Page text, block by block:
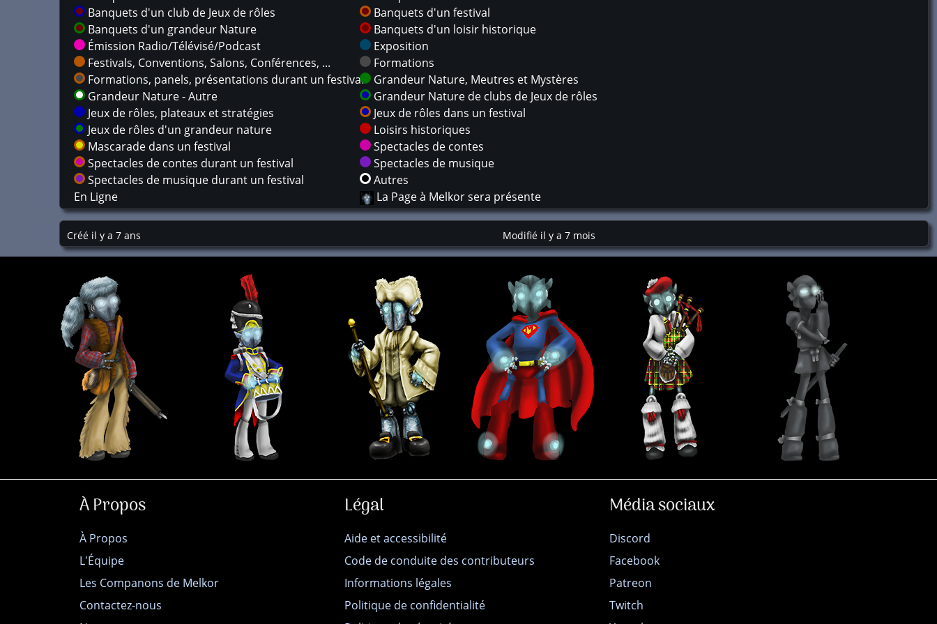
Banquets d'un club de Jeux de rôles
Banquets d'un festival
Banquets d'un grandeur Nature
Banquets d'un loisir historique
Émission Radio/Télévisé/Podcast
Exposition
Festivals, Conventions, Salons, Conférences, ...
Formations
Formations, panels, présentations durant un festival
Grandeur Nature, Meutres et Mystères
Grandeur Nature - Autre
Grandeur Nature de clubs de Jeux de rôles
Jeux de rôles, plateaux et stratégies
Jeux de rôles dans un festival
Jeux de rôles d'un grandeur nature
Loisirs historiques
Mascarade dans un festival
Spectacles de contes
Spectacles de contes durant un festival
Spectacles de musique
Spectacles de musique durant un festival
Autres
En Ligne
La Page à Melkor sera présente
Créé il y a 7 ans Modifié il y a 7 mois
À Propos
À Propos
L'Équipe
Les Companons de Melkor
Contactez-nous
Légal
Aide et accessibilité
Code de conduite des contributeurs
Informations légales
Politique de confidentialité
Média sociaux
Discord
Facebook
Patreon
Twitch